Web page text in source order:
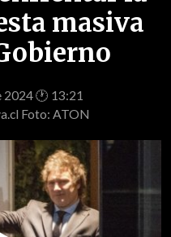
masiva
2024 🕐 13:21
Foto: ATON